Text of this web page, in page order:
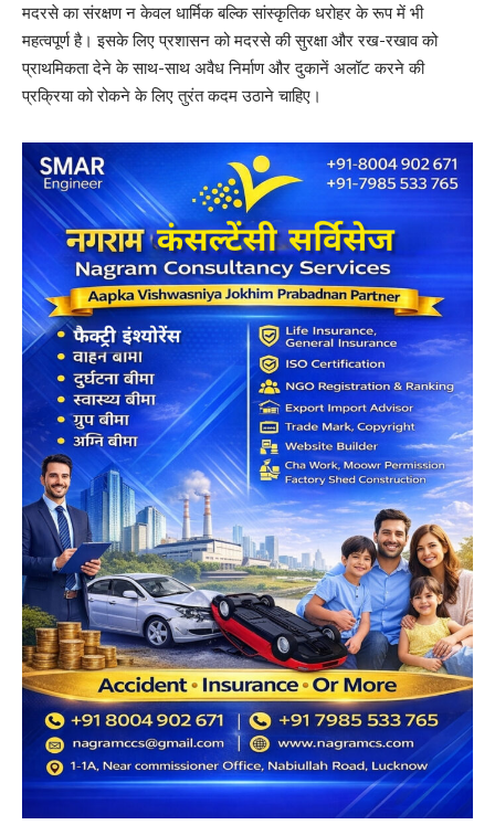
मदरसे का संरक्षण न केवल धार्मिक बल्कि सांस्कृतिक धरोहर के रूप में भी
महत्वपूर्ण है। इसके लिए प्रशासन को मदरसे की सुरक्षा और रख-रखाव को
प्राथमिकता देने के साथ-साथ अवैध निर्माण और दुकानें अलॉट करने की
प्रक्रिया को रोकने के लिए तुरंत कदम उठाने चाहिए।